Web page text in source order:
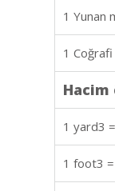
1 Yunan
1
1 yard3 =
1 foot3 =